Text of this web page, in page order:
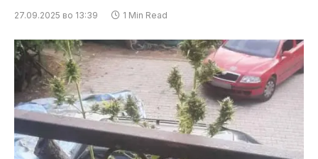
27.09.2025 во 13:39 1 Min Read